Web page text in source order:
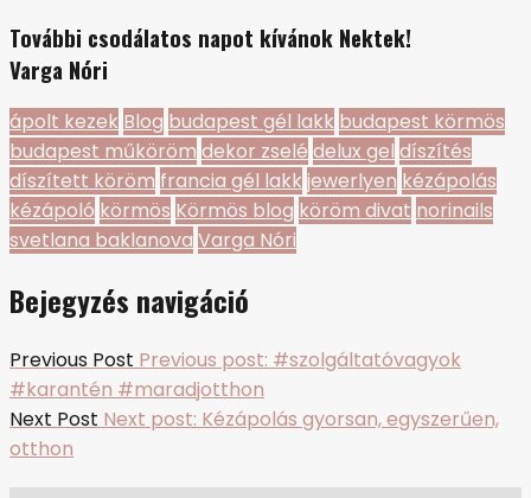
További csodálatos napot kívánok Nektek!
Varga Nóri
ápolt kezek Blog budapest gél lakk budapest körmös
budapest műköröm dekor zselé delux gel díszítés
díszített köröm francia gél lakk jewerlyen kézápolás
kézápoló körmös Körmös blog köröm divat norinails
svetlana baklanova Varga Nóri
Bejegyzés navigáció
Previous Post Previous post: #szolgáltatóvagyok
#karantén #maradjotthon
Next Post Next post: Kézápolás gyorsan, egyszerűen,
otthon